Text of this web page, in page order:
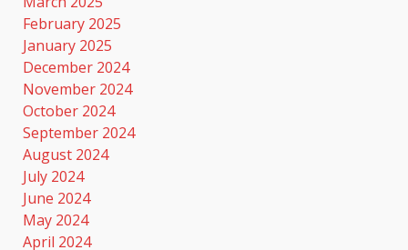
February 2025
January 2025
December 2024
November 2024
October 2024
September 2024
August 2024
July 2024
June 2024
May 2024
April 2024